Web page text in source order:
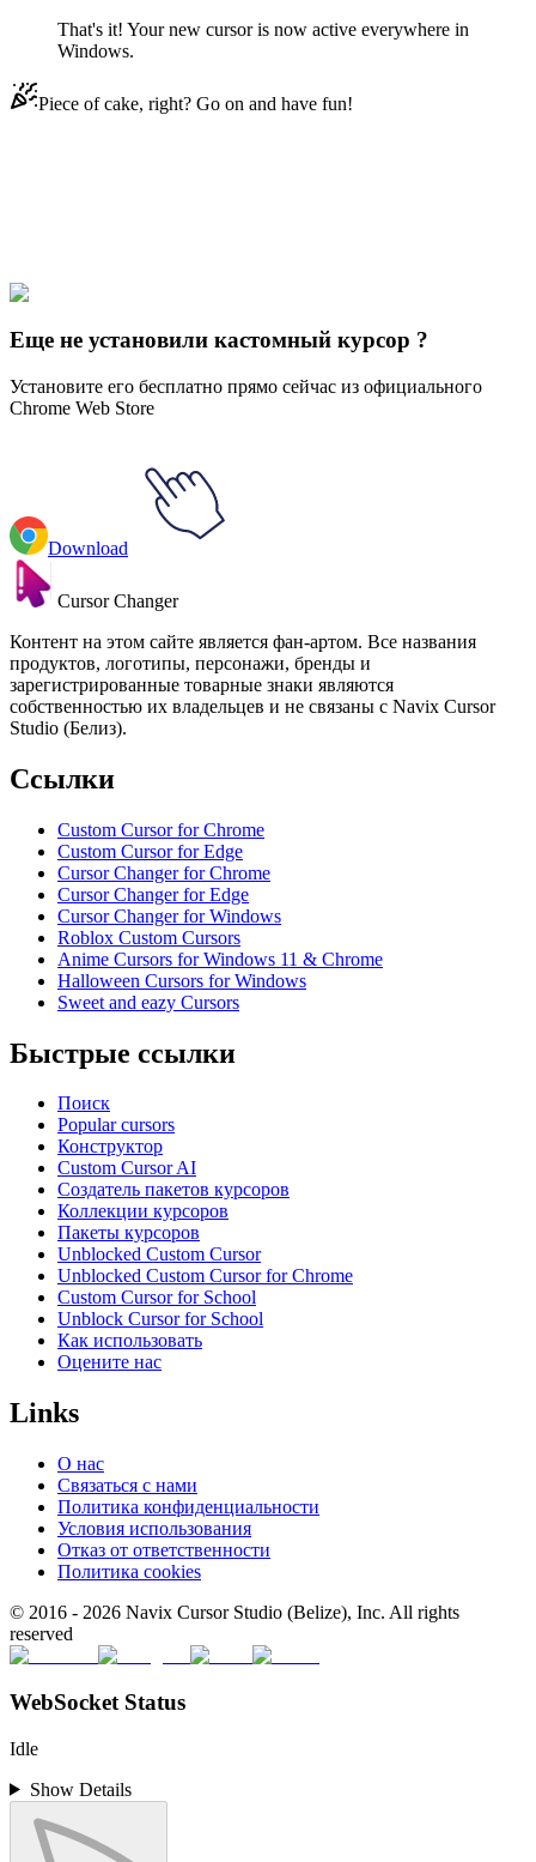
That's it! Your new cursor is now active everywhere in
Windows.
Piece of cake, right? Go on and have fun!
Explore All Collections
Еще не установили кастомный курсор ?
Установите его бесплатно прямо сейчас из официального
Chrome Web Store
Download
Cursor Changer
Контент на этом сайте является фан-артом. Все названия
продуктов, логотипы, персонажи, бренды и
зарегистрированные товарные знаки являются
собственностью их владельцев и не связаны с Navix Cursor
Studio (Белиз).
Ссылки
Custom Cursor for Chrome
Custom Cursor for Edge
Cursor Changer for Chrome
Cursor Changer for Edge
Cursor Changer for Windows
Roblox Custom Cursors
Anime Cursors for Windows 11 & Chrome
Halloween Cursors for Windows
Sweet and eazy Cursors
Быстрые ссылки
Поиск
Popular cursors
Конструктор
Custom Cursor AI
Создатель пакетов курсоров
Коллекции курсоров
Пакеты курсоров
Unblocked Custom Cursor
Unblocked Custom Cursor for Chrome
Custom Cursor for School
Unblock Cursor for School
Как использовать
Оцените нас
Links
О нас
Связаться с нами
Политика конфиденциальности
Условия использования
Отказ от ответственности
Политика cookies
© 2016 - 2026 Navix Cursor Studio (Belize), Inc. All rights
reserved
WebSocket Status
Idle
Show Details